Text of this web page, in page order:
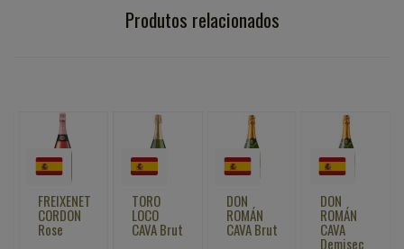
Produtos relacionados
TORO
LOCO
CAVA Brut
DON
ROMÁN
CAVA Brut
DON
ROMÁN
CAVA
FREIXENET
RODESTIU
Cava Brut